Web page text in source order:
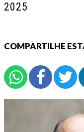
2025
COMPARTILHE